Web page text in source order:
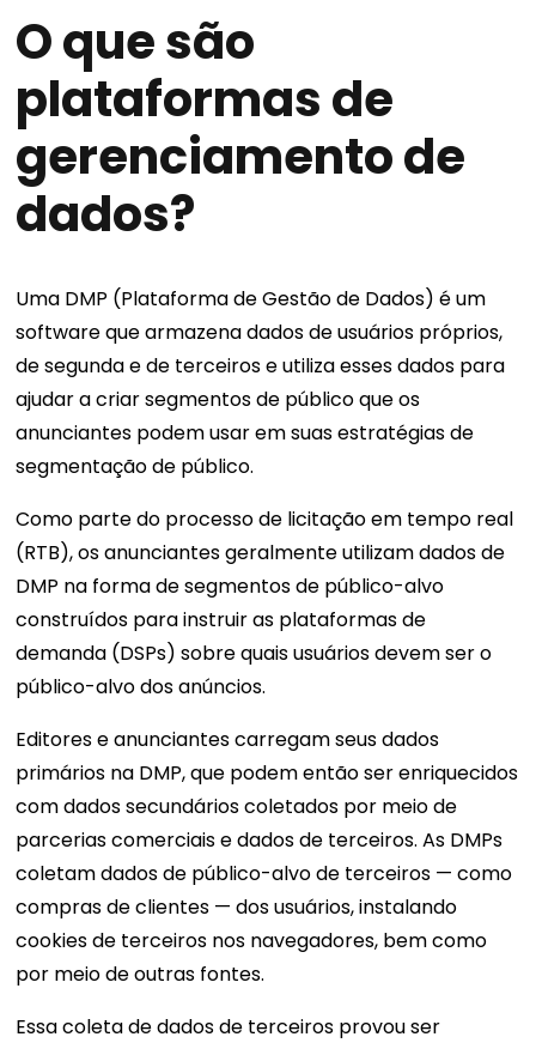
O que são
plataformas de
gerenciamento de
dados?
Uma DMP (Plataforma de Gestão de Dados) é um
software que armazena dados de usuários próprios,
de segunda e de terceiros e utiliza esses dados para
ajudar a criar segmentos de público que os
anunciantes podem usar em suas estratégias de
segmentação de público.
Como parte do processo de licitação em tempo real
(RTB), os anunciantes geralmente utilizam dados de
DMP na forma de segmentos de público-alvo
construídos para instruir as plataformas de
demanda (DSPs) sobre quais usuários devem ser o
público-alvo dos anúncios.
Editores e anunciantes carregam seus dados
primários na DMP, que podem então ser enriquecidos
com dados secundários coletados por meio de
parcerias comerciais e dados de terceiros. As DMPs
coletam dados de público-alvo de terceiros — como
compras de clientes — dos usuários, instalando
cookies de terceiros nos navegadores, bem como
por meio de outras fontes.
Essa coleta de dados de terceiros provou ser